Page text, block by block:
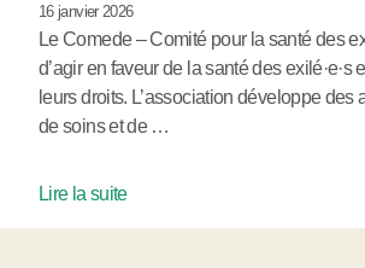
16 janvier 2026
Le Comede – Comité pour la santé des
d’agir en faveur de la santé des exilé·e·s
leurs droits. L’association développe des
de soins et de …
Lire la suite